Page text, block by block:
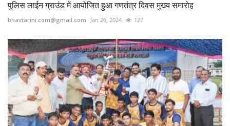
पुलिस लाईन ग्राउंड में आयोजित हुआ गणतंत्र दिवस मुख्य समारोह
bhavtarini.com@gmail.com Jan 26, 2024 127